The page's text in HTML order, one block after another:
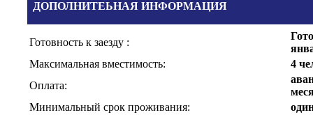
ДОПОЛНИТЕЬНАЯ ИНФОРМАЦИЯ
Готовность к заезду :
Максимальная вместимость:
4
Оплата:
Минимальный срок проживания: